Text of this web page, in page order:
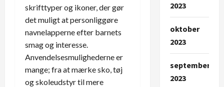
skrifttyper og ikoner, der gør
det muligt at personliggøre
navnelapperne efter barnets
smag og interesse.
Anvendelsesmulighederne er
mange; fra at mærke sko, tøj
og skoleudstyr til mere
2023
oktober
2023
september
2023